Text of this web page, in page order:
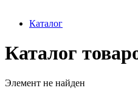
Каталог
Каталог
Элемент не найден